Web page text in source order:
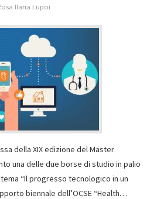
Ilaria Lupoi
della XIX edizione del Master
una delle due borse di studio in palio
“Il progresso tecnologico in un
biennale dell’OCSE “Health…